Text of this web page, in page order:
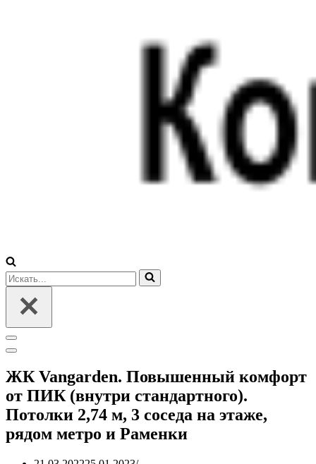
Искать...
Меню
навигации
Меню
ЖК Vangarden. Повышенный комфорт
от ПИК (внутри стандартного).
Потолки 2,74 м, 3 соседа на этаже,
рядом метро и Раменки